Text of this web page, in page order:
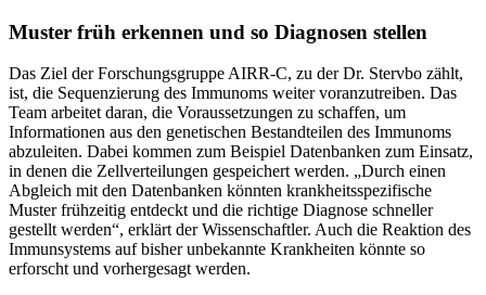
Muster früh erkennen und so Diagnosen stellen
Das Ziel der Forschungsgruppe AIRR-C, zu der Dr. Stervbo zählt,
ist, die Sequenzierung des Immunoms weiter voranzutreiben. Das
Team arbeitet daran, die Voraussetzungen zu schaffen, um
Informationen aus den genetischen Bestandteilen des Immunoms
abzuleiten. Dabei kommen zum Beispiel Datenbanken zum Einsatz,
in denen die Zellverteilungen gespeichert werden. „Durch einen
Abgleich mit den Datenbanken könnten krankheitsspezifische
Muster frühzeitig entdeckt und die richtige Diagnose schneller
gestellt werden“, erklärt der Wissenschaftler. Auch die Reaktion des
Immunsystems auf bisher unbekannte Krankheiten könnte so
erforscht und vorhergesagt werden.